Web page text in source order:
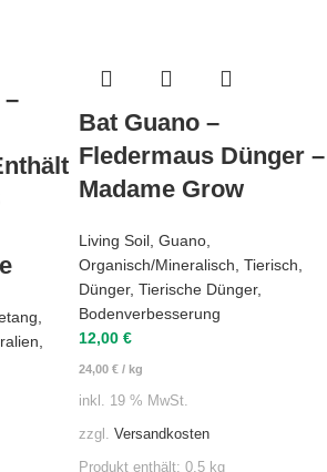
Bat Guano –
Fledermaus Dünger –
Madame Grow
Living Soil Guano
Organisch/Mineralisch Tierisch
Dünger, Tierische Dünger,
Bodenverbesserung
12,00 €
24,00 € / kg
inkl. 19 % MwSt.
zzgl. Versandkosten
Produkt enthält: 0,5 kg